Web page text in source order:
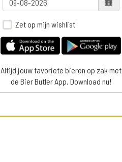
Zet op mijn wishlist
Altijd jouw favoriete bieren op zak met
de Bier Butler App. Download nu!